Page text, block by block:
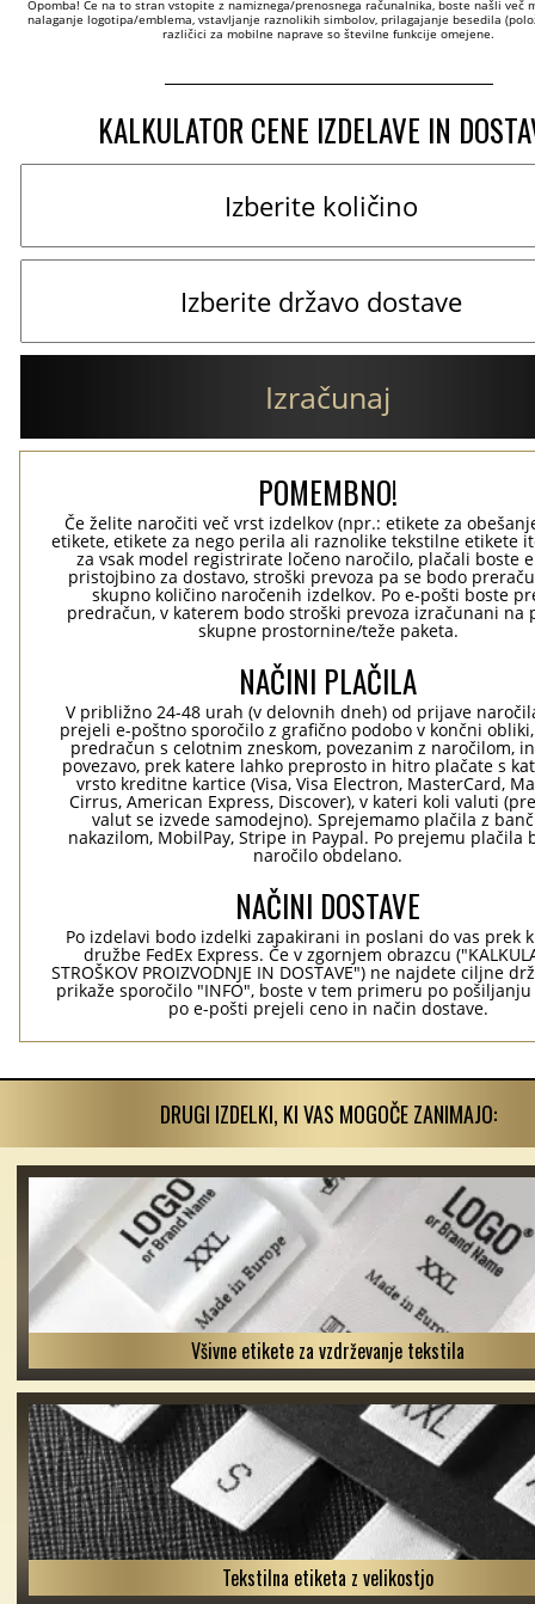
Opomba! Če na to stran vstopite z namiznega/prenosnega računalnika, boste našli več
nalaganje logotipa/emblema, vstavljanje raznolikih simbolov, prilagajanje besedila
različici za mobilne naprave so številne funkcije omejene.
KALKULATOR CENE IZDELAVE IN
Izračunaj
POMEMBNO!
Če želite naročiti več vrst izdelkov (npr.: etikete za
etikete, etikete za nego perila ali raznolike tekstilne etikete
za vsak model registrirate ločeno naročilo, plačali boste
pristojbino za dostavo, stroški prevoza pa se bodo
skupno količino naročenih izdelkov. Po e-pošti boste
predračun, v katerem bodo stroški prevoza izračunani na
skupne prostornine/teže paketa.
NAČINI PLAČILA
V približno 24-48 urah (v delovnih dneh) od prijave
prejeli e-poštno sporočilo z grafično podobo v končni
predračun s celotnim zneskom, povezanim z naročilom,
povezavo, prek katere lahko preprosto in hitro plačate s
vrsto kreditne kartice (Visa, Visa Electron, MasterCard,
Cirrus, American Express, Discover), v kateri koli valuti
valut se izvede samodejno). Sprejemamo plačila z
nakazilom, MobilPay, Stripe in Paypal. Po prejemu plačila
naročilo obdelano.
NAČINI DOSTAVE
Po izdelavi bodo izdelki zapakirani in poslani do vas prek
družbe FedEx Express. Če v zgornjem obrazcu
STROŠKOV PROIZVODNJE IN DOSTAVE") ne najdete ciljne
prikaže sporočilo "INFO", boste v tem primeru po
po e-pošti prejeli ceno in način dostave.
DRUGI IZDELKI, KI VAS MOGOČE ZANIMAJO:
Všivne etikete za vzdrževanje tekstila
Tekstilna etiketa z velikostjo